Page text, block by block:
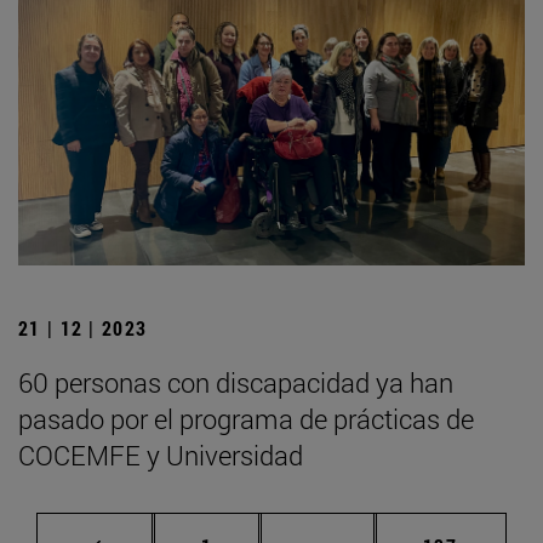
21 | 12 | 2023
60 personas con discapacidad ya han
pasado por el programa de prácticas de
COCEMFE y Universidad